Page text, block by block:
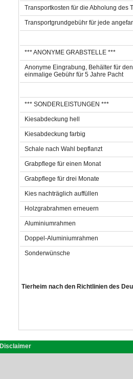
Transportkosten für die Abholung des
Transportgrundgebühr für jede
*** ANONYME GRABSTELLE ***
Anonyme Eingrabung, Behälter für
einmalige Gebühr für 5 Jahre Pacht
*** SONDERLEISTUNGEN ***
Kiesabdeckung hell
Kiesabdeckung farbig
Schale nach Wahl bepflanzt
Grabpflege für einen Monat
Grabpflege für drei Monate
Kies nachträglich auffüllen
Holzgrabrahmen erneuern
Aluminiumrahmen
Doppel-Aluminiumrahmen
Sonderwünsche
Tierheim nach den Richtlinien des
Disclaimer